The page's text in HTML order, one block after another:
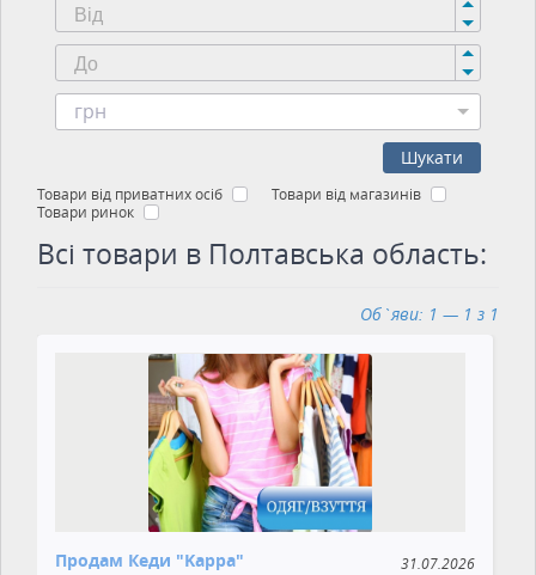
грн
Шукати
Товари від приватних осіб
Товари від магазинів
Товари ринок
Всі товари в Полтавська область:
Об`яви: 1 — 1 з 1
Продам Кеди "Kappa" 31.07.2026